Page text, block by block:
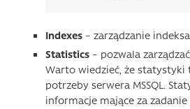
Indexes – zarządzanie
Statistics – pozwala
Warto wiedzieć, że statystyki
potrzeby serwera MSSQL.
informacje mające za